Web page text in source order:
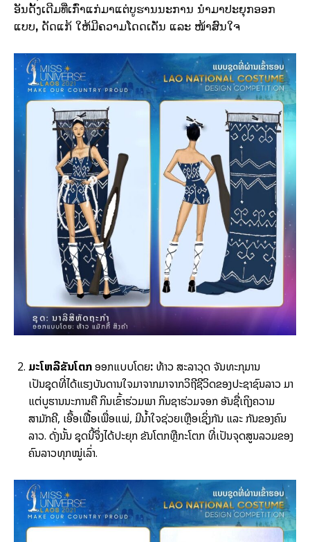
ອັນດັ້ງເດີມທີ່ເກົ່າແກ່ມາແຕ່ບູຮານນະການ ນໍາມາປະຍຸກອອກ
ແບບ, ດັດແກ້ ໃຫ້ມີຄວາມໂດດເດັ່ນ ແລະ ໜ້າສົນໃຈ
ມະໂຫລີຂັນໂຕກອອກແບບໂດຍ: ທ້າວ ສະລາວຸດ ຈັນທະກຸມານ
ເປັນຊຸດທີ່ໄດ້ແຮງບັນດານໃຈມາຈາກມາຈາກວິຖີຊີວິດຂອງປະຊາຊົນລາວ ມາ
ແຕ່ບູຮານນະການຄື ກິນເຂົ້າຮ່ວມພາ ກິນຊາຮ່ວມຈອກ ອັນຊື່ເຖິງຄວາມ
ສາມັກຄີ, ເອື້ອເຟື້ອເພື່ອແພ່, ມີນ້ຳໃຈຊ່ວຍເຫຼືອເຊິ່ງກັນ ແລະ ກັນຂອງຄົນ
ລາວ. ດັ່ງນັ້ນ ຊຸດນີ້ຈຶ່ງໄດ້ປະຍຸກ ຂັນໂຕກຫຼືກະໂຕກ ທີ່ເປັນຈຸດສູນລວມຂອງ
ຄົນລາວທຸກໝູ່ເລົ່າ.